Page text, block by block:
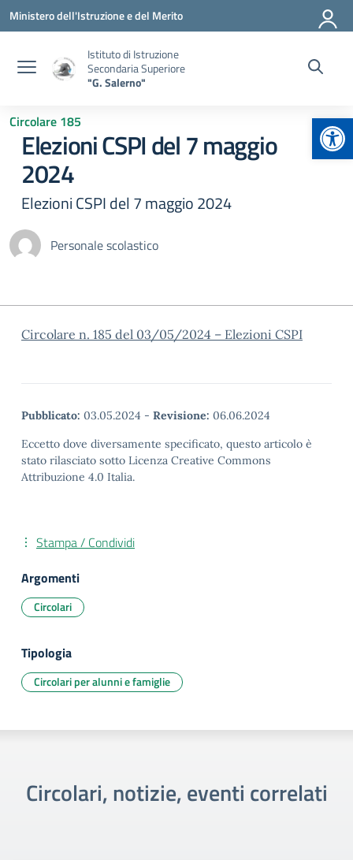
Vai ai contenuti
Vai al menu di navigazione
Vai al footer
Ministero dell'Istruzione e del Merito
Istituto di Istruzione
Secondaria Superiore
"G. Salerno"
Circolare 185
Elezioni CSPI del 7 maggio
2024
Elezioni CSPI del 7 maggio 2024
Personale scolastico
Circolare n. 185 del 03/05/2024 – Elezioni CSPI
Pubblicato: 03.05.2024 - Revisione: 06.06.2024
Eccetto dove diversamente specificato, questo articolo è
stato rilasciato sotto Licenza Creative Commons
Attribuzione 4.0 Italia.
Stampa / Condividi
Argomenti
Circolari
Tipologia
Circolari per alunni e famiglie
Circolari, notizie, eventi correlati